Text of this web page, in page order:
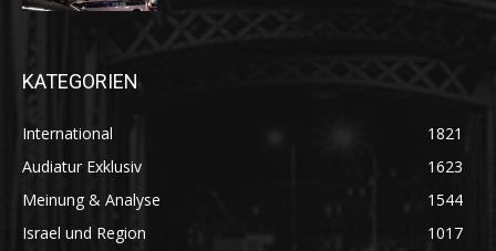
KATEGORIEN
International
1821
Audiatur Exklusiv
1623
Meinung & Analyse
1544
Israel und Region
1017